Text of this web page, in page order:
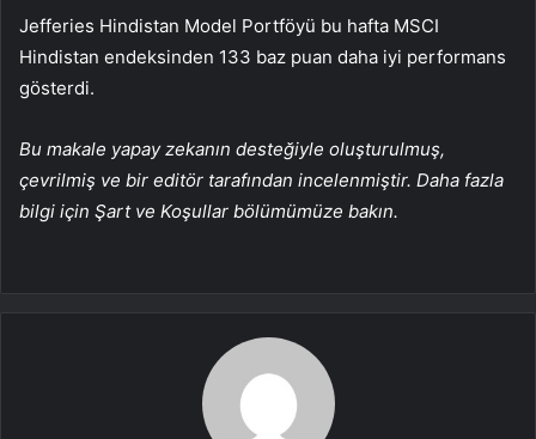
Jefferies Hindistan Model Portföyü bu hafta MSCI
Hindistan endeksinden 133 baz puan daha iyi performans
gösterdi.
Bu makale yapay zekanın desteğiyle oluşturulmuş,
çevrilmiş ve bir editör tarafından incelenmiştir. Daha fazla
bilgi için Şart ve Koşullar bölümümüze bakın.